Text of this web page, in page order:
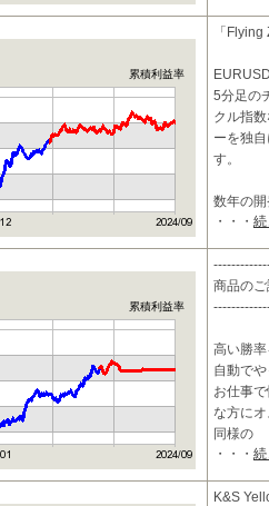
累積利益率
「Flying
5分足の
クル指
ーを独
す。
数年の
テムに
・・・
累積利益率
商品の
高い勝
自動で
お仕事
な方に
同様の
・・・
K&S